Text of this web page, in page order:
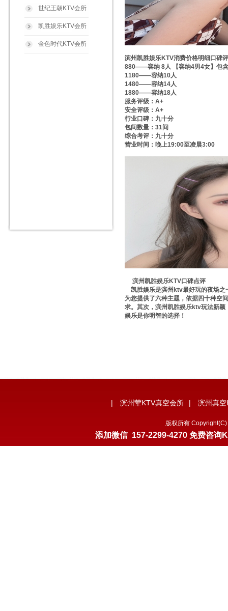
世纪王朝KTV会所
凯胜娱乐KTV会所
金色时代KTV会所
滨州凯胜娱乐KTV消费价格明细口碑
880——容纳 8人 【容纳4男4女】包
1180——容纳10人
1480——容纳14人
1880——容纳18人
服务评级：A+
安全评级：A+
行业口碑：九十分
包间数量：31间
综合考评：九十分
营业时间：晚上19:00至凌晨3:00
滨州凯胜娱乐KTV口碑点评
凯胜娱乐是滨州ktv最好玩的夜场之
为您提供了六种主题，依据四十种空
求。其次，滨州凯胜娱乐ktv玩法新颖
娱乐是你明智的选择！
| 滨州荤KTV真空会所 | 滨州真
版权所有
添加微信 157-2299-4270免费咨询